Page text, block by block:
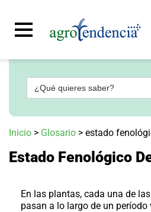
Señal
en
más
Agrotendencia
Planes
Glosario
Buscar:
Inicio > Glosario > estado
Estado Fenológico
En las plantas, cada una de
pasan a lo largo de un período